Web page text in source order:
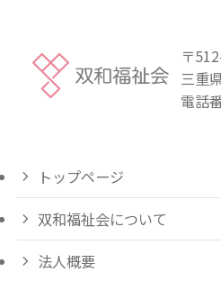
〒
三重
電話
トップページ
双和福祉会について
法人概要